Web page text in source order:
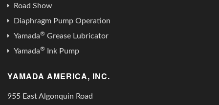
Road Show
Diaphragm Pump Operation
Yamada® Grease Lubricator
Yamada® Ink Pump
YAMADA AMERICA, INC.
955 East Algonquin Road